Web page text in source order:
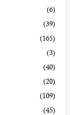
(6)
(39)
(165)
(3)
(40)
(20)
(109)
(45)